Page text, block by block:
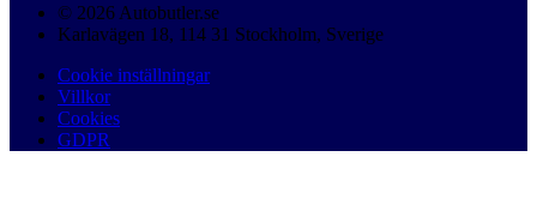
© 2026 Autobutler.se
Karlavägen 18, 114 31 Stockholm, Sverige
Cookie inställningar
Villkor
Cookies
GDPR